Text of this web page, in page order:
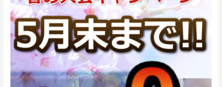
象）
ス
ク
ル
生
募
集
中！